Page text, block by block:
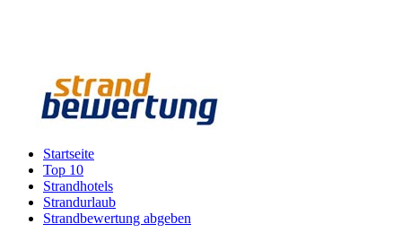
Startseite
Top 10
Strandhotels
Strandurlaub
Strandbewertung abgeben